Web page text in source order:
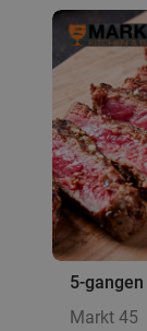
5-
Markt 45